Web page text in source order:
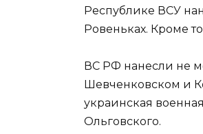
Республике ВСУ
Ровеньках. Кроме
ВС РФ нанесли не
Шевченковском и
украинская
Ольговского.